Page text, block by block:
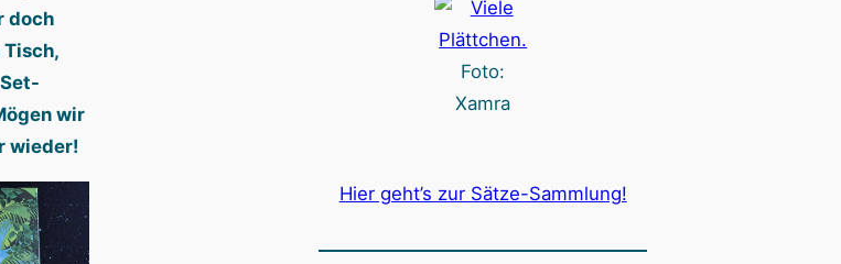
doch
Tisch,
wir
wieder!
Foto:
Xamra
Hier geht’s zur Sätze-Sammlung!